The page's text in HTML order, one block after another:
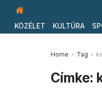
KÖZÉLET KULTÚRA
Home Tag
Címke: